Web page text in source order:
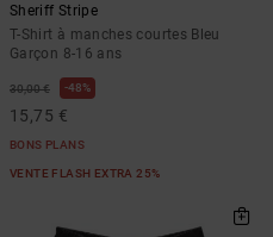
Sheriff Stripe
T-Shirt à manches courtes Bleu
Garçon 8-16 ans
30,00 € 48%
15,75 €
BONS PLANS
VENTE FLASH EXTRA 25%